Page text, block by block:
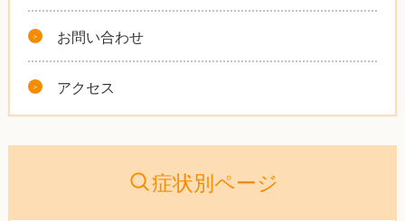
お問い合わせ
アクセス
症状別ページ